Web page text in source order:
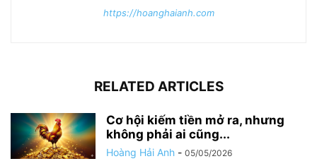
https://hoanghaianh.com
RELATED ARTICLES
Cơ hội kiếm tiền mở ra, nhưng
không phải ai cũng...
Hoàng Hải Anh - 05/05/2026